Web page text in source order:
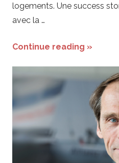
logements. Une success
avec la …
Continue reading »